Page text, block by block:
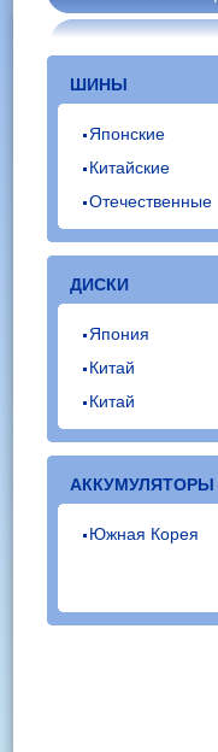
ШИНЫ
Японские
Китайские
Отечественные
ДИСКИ
Япония
Китай
Китай
АККУМУЛЯТОРЫ
Южная Корея